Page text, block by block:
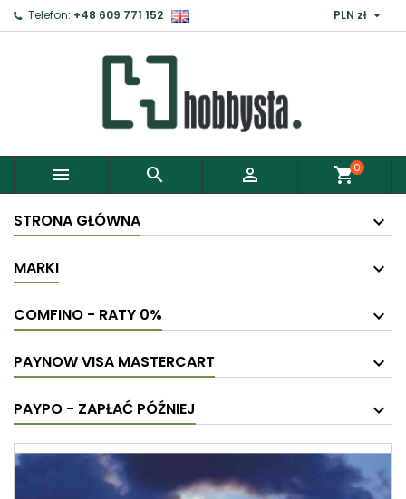
Telefon: +48 609 771 152 PLN zł 
   shopping_cart0
STRONA GŁÓWNA
MARKI
COMFINO - RATY 0%
PAYNOW VISA MASTERCART
PAYPO - ZAPŁAĆ PÓŹNIEJ